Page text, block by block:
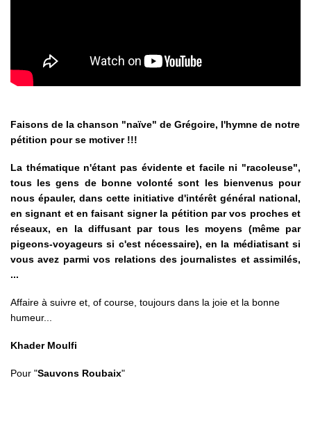
Faisons de la chanson "naïve" de Grégoire, l'hymne de notre
pétition pour se motiver !!!
La thématique n'étant pas évidente et facile ni "racoleuse",
tous les gens de bonne volonté sont les bienvenus pour
nous épauler, dans cette initiative d'intérêt général national,
en signant et en faisant signer la pétition par vos proches et
réseaux, en la diffusant par tous les moyens (même par
pigeons-voyageurs si c'est nécessaire), en la médiatisant si
vous avez parmi vos relations des journalistes et assimilés,
...
Affaire à suivre et, of course, toujours dans la joie et la bonne
humeur...
Khader Moulfi
Pour "Sauvons Roubaix"